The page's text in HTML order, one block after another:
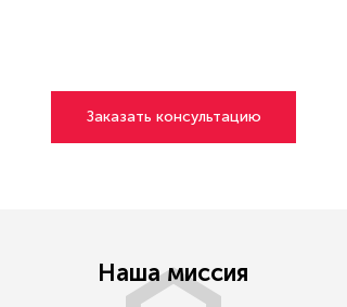
Заказать консультацию
Наша миссия